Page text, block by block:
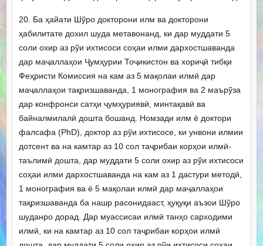
20. Ба ҳайати Шўро докторони илм ва докторони
ҳабилитате дохил шуда метавонанд, ки дар муддати 5
соли охир аз рўи ихтисоси соҳаи илми дархостшаванда
дар маҷаллаҳои Ҷумҳурии Тоҷикистон ва хориҷӣ тибқи
Феҳристи Комиссия на кам аз 5 мақолаи илмӣ дар
маҷаллаҳои тақризшаванда, 1 монография ва 2 маърўза
дар конфронси сатҳи ҷумҳуриявӣ, минтақавӣ ва
байналмилалӣ дошта бошанд. Номзади илм ё доктори
фалсафа (PhD), доктор аз рўи ихтисосе, ки унвони илмии
дотсент ва на камтар аз 10 сол таҷрибаи корҳои илмӣ-
таълимӣ дошта, дар муддати 5 соли охир аз рўи ихтисоси
соҳаи илми дархостшаванда на кам аз 1 дастури методӣ,
1 монография ва ё 5 мақолаи илмӣ дар маҷаллаҳои
тақризшаванда ба нашр расонидааст, ҳуқуқи аъзои Шўро
шуданро дорад. Дар муассисаи илмӣ танҳо сарходими
илмӣ, ки на камтар аз 10 сол таҷрибаи корҳои илмӣ